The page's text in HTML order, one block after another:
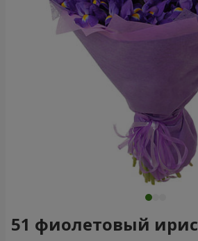
51 фиолетовый ирис